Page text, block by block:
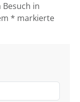
in
* markierte